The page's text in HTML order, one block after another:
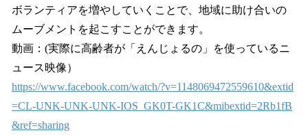
ボランティアを増やしていくことで、地域に助け合いの
ムーブメントを起こすことができます。
動画：(実際に高齢者が「えんじょるの」を使っているニ
ュース映像）
https://www.facebook.com/watch/?v=1148069472559610&extid
=CL-UNK-UNK-UNK-IOS_GK0T-GK1C&mibextid=2Rb1fB
&ref=sharing